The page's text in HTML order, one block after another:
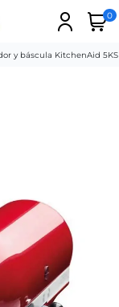
0
y báscula KitchenAid